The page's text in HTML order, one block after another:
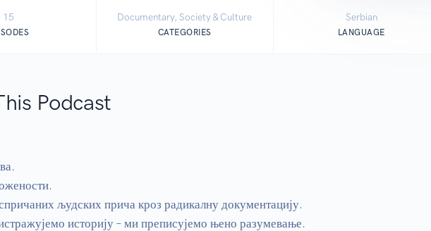
15 Documentary, Society & Culture
CATEGORIES
Serbian
LANGUAGE
Podcast
људских прича кроз радикалну документацију.
историју – ми преписујемо њено разумевање.